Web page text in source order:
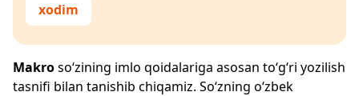
xodim
Makroso‘zining imlo qoidalariga asosan to‘g‘ri yozilish
tasnifi bilan tanishib chiqamiz. So‘zning o‘zbek